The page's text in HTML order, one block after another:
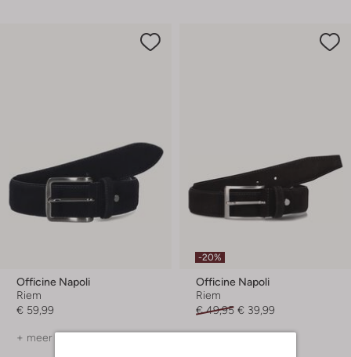
Officine Napoli
Riem
€ 59,99
+ meer kleuren
-20%
Officine Napoli
Riem
€ 49,95 € 39,99